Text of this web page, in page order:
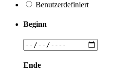
Benutzerdefiniert
Beginn
Ende